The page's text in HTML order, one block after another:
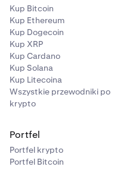
Kup Bitcoin
Kup Ethereum
Kup Dogecoin
Kup XRP
Kup Cardano
Kup Solana
Kup Litecoina
Wszystkie przewodniki po
krypto
Portfel
Portfel krypto
Portfel Bitcoin